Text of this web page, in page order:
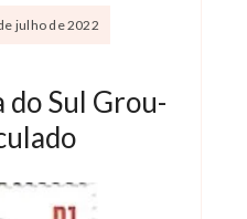
julho de 2022
do Sul Grou-